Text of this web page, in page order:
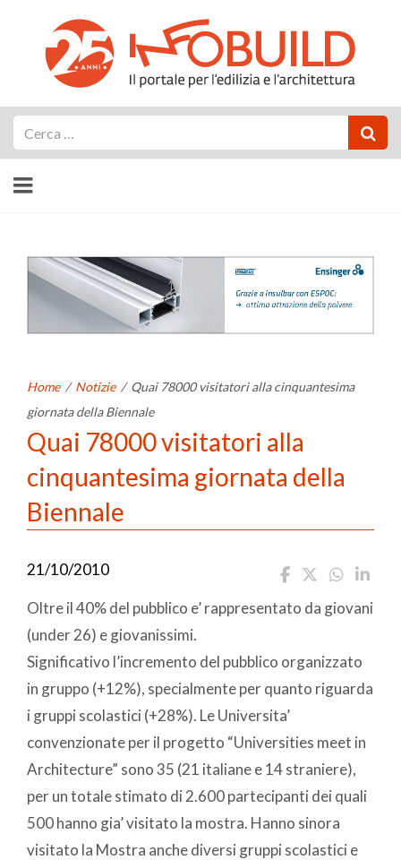
Home / Notizie / Quai 78000 visitatori alla cinquantesima
giornata della Biennale
Quai 78000 visitatori alla
cinquantesima giornata della
Biennale
21/10/2010
Oltre il 40% del pubblico e’ rappresentato da giovani
(under 26) e giovanissimi.
Significativo l’incremento del pubblico organizzato
in gruppo (+12%), specialmente per quanto riguarda
i gruppi scolastici (+28%). Le Universita’
convenzionate per il progetto “Universities meet in
Architecture” sono 35 (21 italiane e 14 straniere),
per un totale stimato di 2.600 partecipanti dei quali
500 hanno gia’ visitato la mostra. Hanno sinora
visitato la Mostra anche diversi gruppi scolastici e